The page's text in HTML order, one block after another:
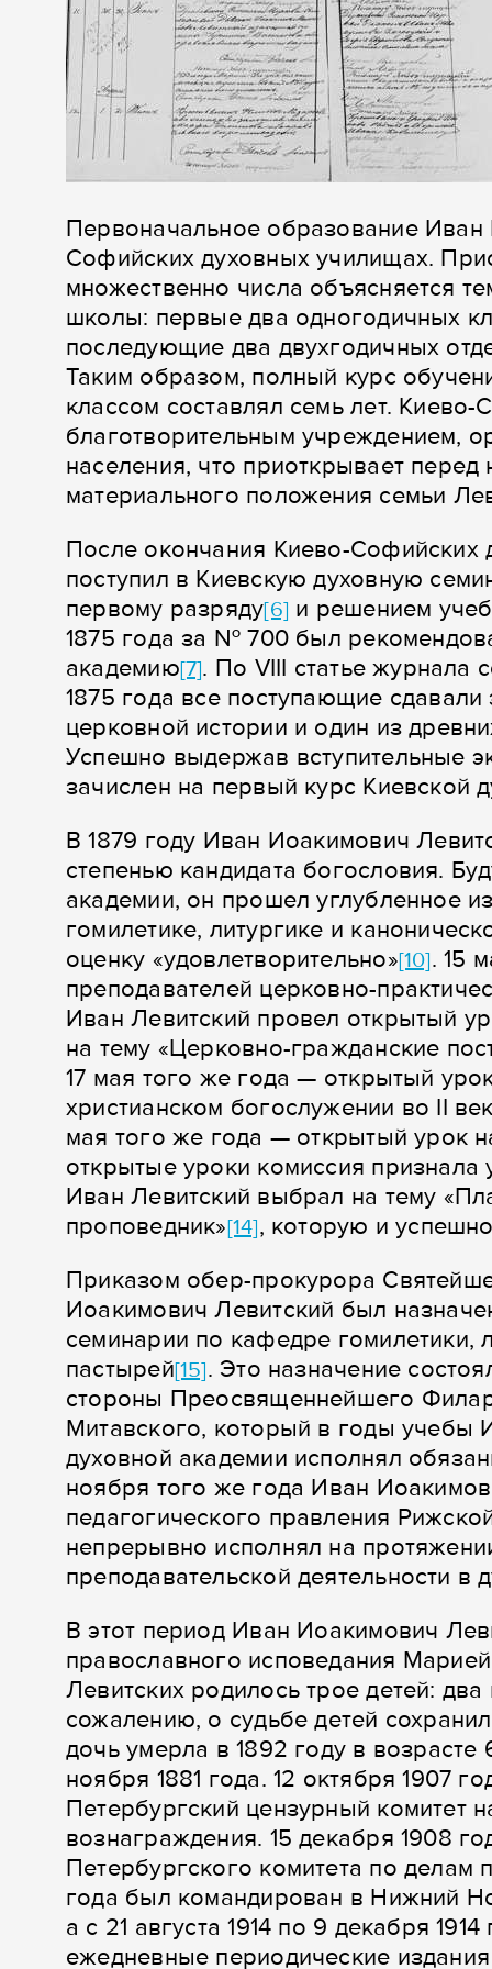
Первоначальное образование
Софийских духовных училищах.
множественно числа объясняется
школы: первые два одногодичных
последующие два двухгодичных
Таким образом, полный курс
классом составлял семь лет.
благотворительным учреждением,
населения, что приоткрывает
материального положения семьи
После окончания Киево-
поступил в Киевскую духовную
первому разряду[6] и решением
1875 года за № 700 был
академию[7]. По VIII статье журнала
1875 года все поступающие
церковной истории и один из
Успешно выдержав вступительные
зачислен на первый курс Киевской
В 1879 году Иван Иоакимович
степенью кандидата богословия.
академии, он прошел углубленное
гомилетике, литургике и
оценку «удовлетворительно»[10]. 15
преподавателей церковно-
Иван Левитский провел открытый
на тему «Церковно-гражданские
17 мая того же года — открытый
христианском богослужении во II
мая того же года — открытый урок
открытые уроки комиссия
Иван Левитский выбрал на тему
проповедник»[14], которую и
Приказом обер-прокурора
Иоакимович Левитский был
семинарии по кафедре гомилетики,
пастырей[15]. Это назначение
стороны Преосвященнейшего
Митавского, который в годы учебы
духовной академии исполнял
ноября того же года Иван
педагогического правления
непрерывно исполнял на
преподавательской деятельности в
В этот период Иван Иоакимович
православного исповедания
Левитских родилось трое детей:
сожалению, о судьбе детей
дочь умерла в 1892 году в
ноября 1881 года. 12 октября 1907
Петербургский цензурный комитет
вознаграждения. 15 декабря 1908
Петербургского комитета по делам
года был командирован в Нижний
а с 21 августа 1914 по 9 декабря
ежедневные периодические